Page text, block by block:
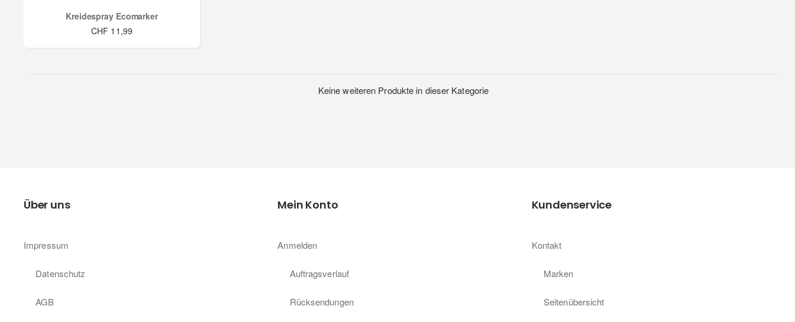
Kreidespray Ecomarker
CHF 11,99
Keine weiteren Produkte in dieser Kategorie
Über uns
Impressum
Datenschutz
AGB
Mein Konto
Anmelden
Auftragsverlauf
Rücksendungen
Kundenservice
Kontakt
Marken
Seitenübersicht